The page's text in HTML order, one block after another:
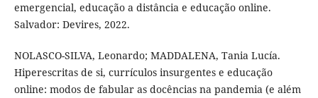
emergencial, educação a distância e educação online.
Salvador: Devires, 2022.
NOLASCO-SILVA, Leonardo; MADDALENA, Tania Lucía.
Hiperescritas de si, currículos insurgentes e educação
online: modos de fabular as docências na pandemia (e além